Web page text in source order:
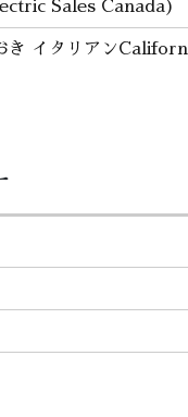
Sales Canada)
き イタリアン